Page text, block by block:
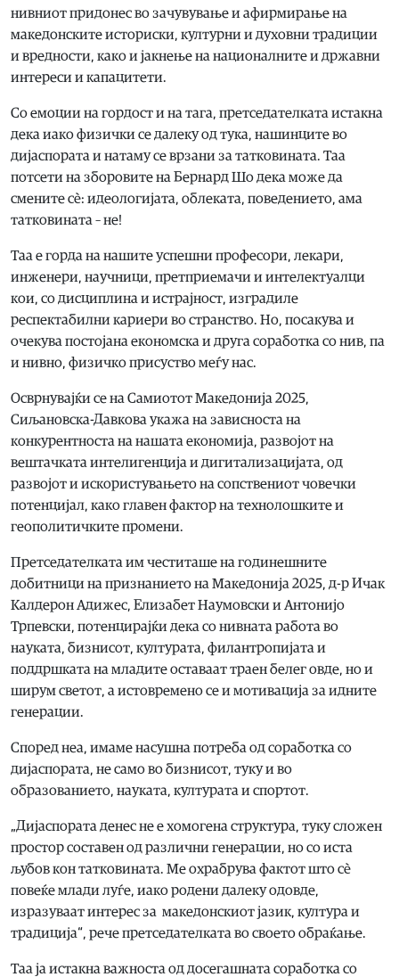
нивниот придонес во зачувување и афирмирање на
македонските историски, културни и духовни традиции
и вредности, како и јакнење на националните и државни
интереси и капацитети.
Со емоции на гордост и на тага, претседателката истакна
дека иако физички се далеку од тука, нашинците во
дијаспората и натаму се врзани за татковината. Таа
потсети на зборовите на Бернард Шо дека може да
смените сè: идеологијата, облеката, поведението, ама
татковината – не!
Таа е горда на нашите успешни професори, лекари,
инженери, научници, претприемачи и интелектуалци
кои, со дисциплина и истрајност, изградиле
респектабилни кариери во странство. Но, посакува и
очекува постојана економска и друга соработка со нив, па
и нивно, физичко присуство меѓу нас.
Осврнувајќи се на Самиотот Македонија 2025,
Сиљановска-Давкова укажа на зависноста на
конкурентноста на нашата економија, развојот на
вештачката интелигенција и дигитализацијата, од
развојот и искористувањето на сопствениот човечки
потенцијал, како главен фактор на технолошките и
геополитичките промени.
Претседателката им честиташе на годинешните
добитници на признанието на Македонија 2025, д-р Ичак
Калдерон Адижес, Елизабет Наумовски и Антонијо
Трпевски, потенцирајќи дека со нивната работа во
науката, бизнисот, културата, филантропијата и
поддршката на младите оставаат траен белег овде, но и
ширум светот, а истовремено се и мотивација за идните
генерации.
Според неа, имаме насушна потреба од соработка со
дијаспората, не само во бизнисот, туку и во
образованието, науката, културата и спортот.
„Дијаспората денес не е хомогена структура, туку сложен
простор составен од различни генерации, но со иста
љубов кон татковината. Ме охрабрува фактот што сè
повеќе млади луѓе, иако родени далеку одовде,
изразуваат интерес за македонскиот јазик, култура и
традиција“, рече претседателката во своето обраќање.
Таа ја истакна важноста од досегашната соработка со